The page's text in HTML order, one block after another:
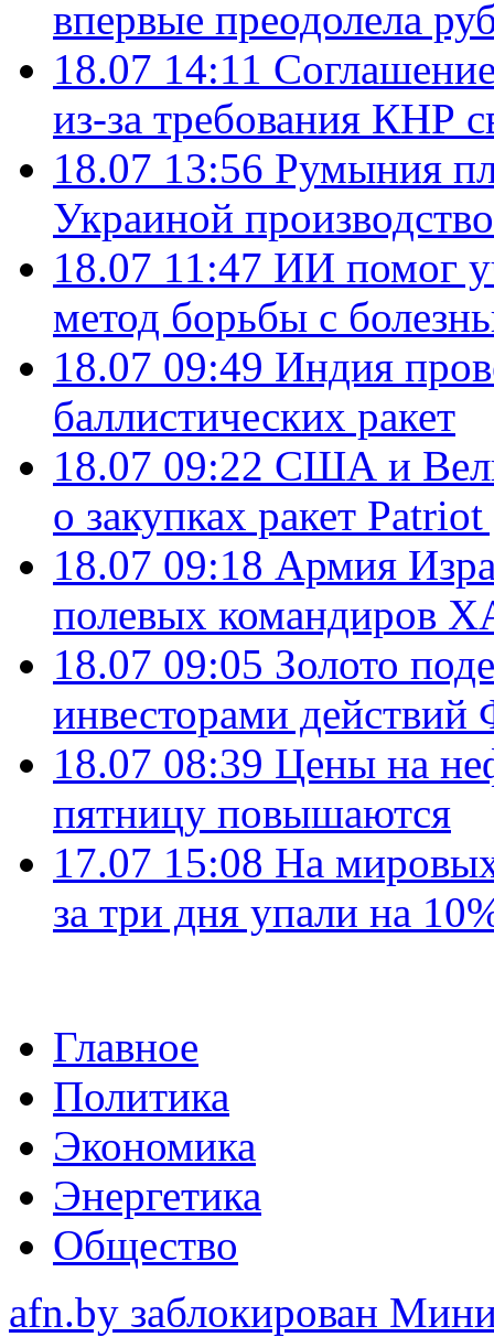
впервые преодолела
18.07 14:11
из-за требования КНР
18.07 13:56 Румыния
Украиной
18.07 11:47 ИИ помог
метод борьбы с
18.07 09:49 Индия
баллистических ракет
18.07 09:22 США и
о закупках ракет
18.07 09:18 Армия
полевых командиров
18.07 09:05 Золото
инвесторами
18.07 08:39 Цены на
пятницу повышаются
17.07 15:08 На
за три дня упали на
Главное
Политика
Экономика
Энергетика
Общество
afn.by заблокирован